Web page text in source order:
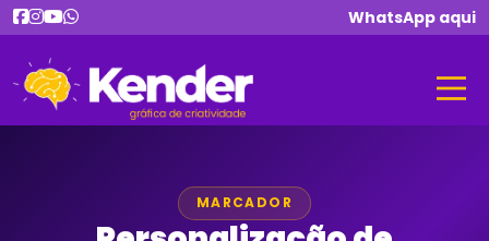
WhatsApp aqui
MARCADOR